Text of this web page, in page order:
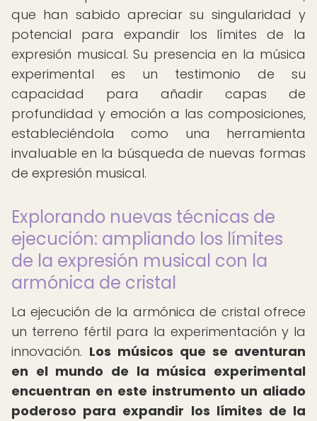
que han sabido apreciar su singularidad y
potencial para expandir los límites de la
expresión musical. Su presencia en la música
experimental es un testimonio de su
capacidad para añadir capas de
profundidad y emoción a las composiciones,
estableciéndola como una herramienta
invaluable en la búsqueda de nuevas formas
de expresión musical.
Explorando nuevas técnicas de
ejecución: ampliando los límites
de la expresión musical con la
armónica de cristal
La ejecución de la armónica de cristal ofrece
un terreno fértil para la experimentación y la
innovación. Los músicos que se aventuran
en el mundo de la música experimental
encuentran en este instrumento un aliado
poderoso para expandir los límites de la